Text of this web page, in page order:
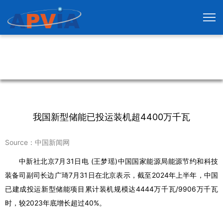
我国新型储能已投运装机超4400万千瓦
Source：中国新闻网
中新社北京7月31日电 (王梦瑶)中国国家能源局能源节约和科技
装备司副司长边广琦7月31日在北京表示，截至2024年上半年，中国
已建成投运新型储能项目累计装机规模达4444万千瓦/9906万千瓦
时，较2023年底增长超过40%。